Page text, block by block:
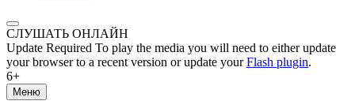
СЛУШАТЬ ОНЛАЙН
Update Required To play the media you will need to either update
your browser to a recent version or update yourFlash plugin.
6+
Меню